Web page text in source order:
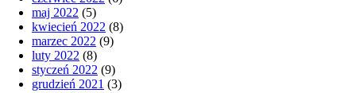
maj 2022 (5)
kwiecień 2022 (8)
marzec 2022 (9)
luty 2022 (8)
styczeń 2022 (9)
grudzień 2021 (3)